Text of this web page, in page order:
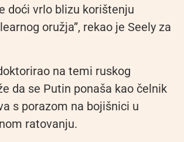
doći vrlo blizu korištenju
oružja”, rekao je Seely za
na temi ruskog
da se Putin ponaša kao čelnik
s porazom na bojišnici u
ratovanju.